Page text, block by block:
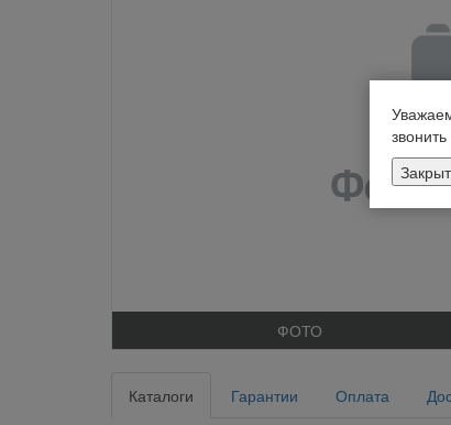
ФОТО
Каталоги Гарантии Оплата